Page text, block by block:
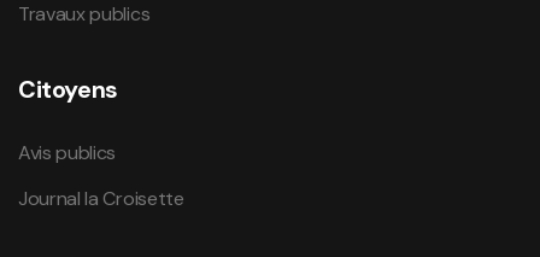
Travaux publics
Citoyens
Avis publics
Journal la Croisette